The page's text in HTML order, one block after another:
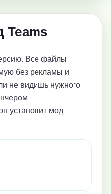
Teams
Все файлы
без рекламы и
не видишь нужного
установит мод